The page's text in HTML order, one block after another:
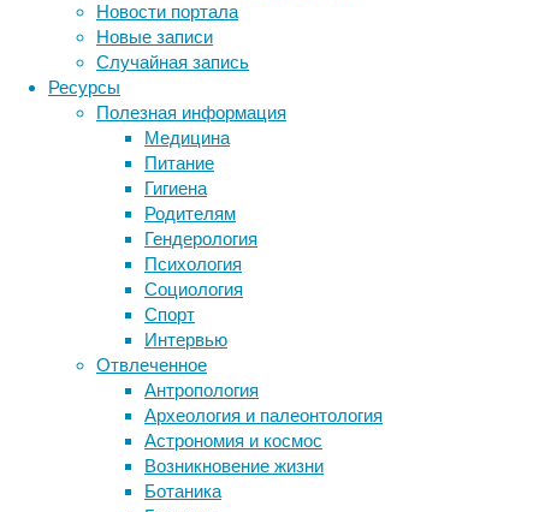
Новости портала
Новые записи
Случайная запись
Ресурсы
Полезная информация
Медицина
Питание
Гигиена
Родителям
Гендерология
Психология
Социология
Спорт
Интервью
Отвлеченное
Антропология
Археология и палеонтология
Астрономия и космос
Возникновение жизни
Ботаника
Серия
экспериментов
с
бонобо
Канзи
подтвердила,
что
эти
приматы
формируют
ментальные
представления
об
идентичности
местоположении
по
крайней
Метки
ДНК бактерии биология
биотехнология вирусы
генетика дети